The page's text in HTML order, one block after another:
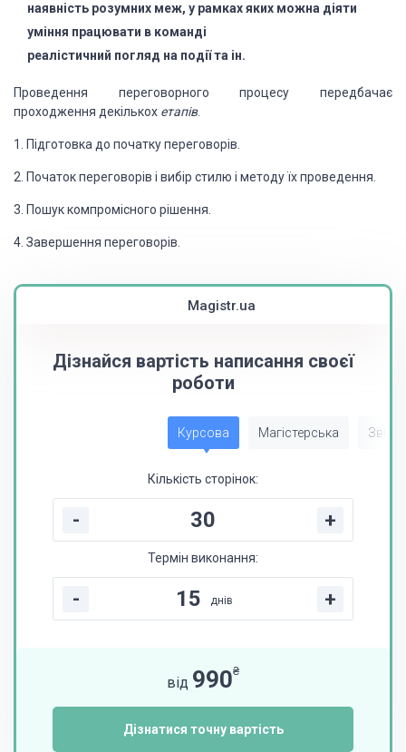
наявність розумних меж, у рамках яких можна діяти
уміння працювати в команді
реалістичний погляд на події та ін.
Проведення переговорного процесу передбачає
проходження декількох етапів.
1. Підготовка до початку переговорів.
2. Початок переговорів і вибір стилю і методу їх проведення.
3. Пошук компромісного рішення.
4. Завершення переговорів.
Magistr.ua
Дізнайся вартість написання своєї
роботи
Курсова Магістерська Звіт
Кількість сторінок:
- +
Термін виконання:
- днів +
від 990₴
Дізнатися точну вартість